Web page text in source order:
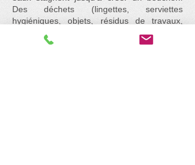
Des déchets (lingettes, serviettes
hygiéniques, objets, résidus de travaux,
etc...) ont été jetés dans les canalisations
créant le bouchon, ou encore, des racines